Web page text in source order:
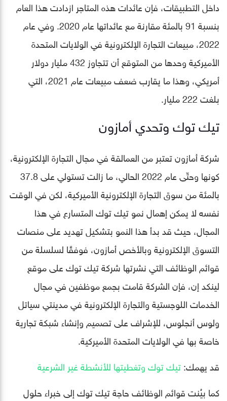
داخل التطبيقات، فإن عائدات هذه المتاجر ازدادت هذا العام
بنسبة 91 بالمئة مقارنة مع عائداتها عام 2020. وفي عام
2022، مبيعات التجارة الإلكترونية في الولايات المتحدة
الأميركية وحدها من المتوقع أن تتجاوز 432 مليار دولار
أمريكي، وهذا ما يقارب ضعف مبيعات عام 2021، التي
بلغت 222 مليار.
تيك توك وتحدي أمازون
شركة أمازون تعتبر من العمالقة في مجال التجارة الإلكترونية،
كونها وحتّى عام 2022 الحالي، ما زالت تستولي على 37.8
بالمئة من سوق التجارة الإلكترونية الأميركية، لكن في الوقت
نفسه لا يمكن إهمال نمو تيك توك المتسارع في هذا
المجال، حيث قد بدأ هذا النمو بتشكيل تهديد على منصات
التسوق الإلكترونية وبالأخص أمازون، فوفقًا لسلسلة من
قوائم الوظائف التي نشرتها شركة تيك توك على موقع
لينكد إن، فإن الشركة قامت بجمع موظفين في مجال
الخدمات اللوجستية والتجارة الإلكترونية في مدينتي سياتل
ولوس أنجلوس، للإشراف على تصميم وإنشاء شبكة تجارية
خاصة بها في الولايات المتحدة الأميركية.
قد يهمك:تيك توك وتغطيتها للأنشطة غير الشرعية
كما بيُنت قوائم الوظائف حاجة تيك توك إلى خبراء حلول